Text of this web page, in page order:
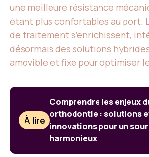
une meilleure résistance
étant plus confortables au port.
de traitement s’enrichissent,
désormais des solutions
amovible et fixe pour optimiser
À lire
Comprendre les enjeux
orthodontie : solutions
innovations pour un
harmonieux